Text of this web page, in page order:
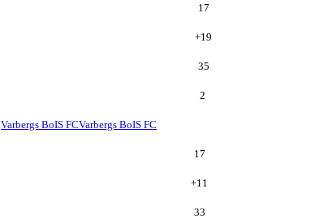
17
+19
35
2
Varbergs BoIS FCVarbergs BoIS FC
17
+11
33